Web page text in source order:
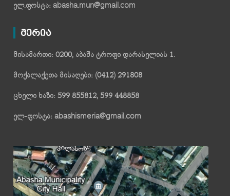
ელ.ფოსტა: abasha.mun@gmail.com
მერია
მისამართი: 0200, აბაშა ტროფი დარასელიას 1.
მოქალაქეთა მისაღები: (0412) 291808
ცხელი ხაზი: 599 855812, 599 448858
ელ-ფოსტა: abashismeria@gmail.com